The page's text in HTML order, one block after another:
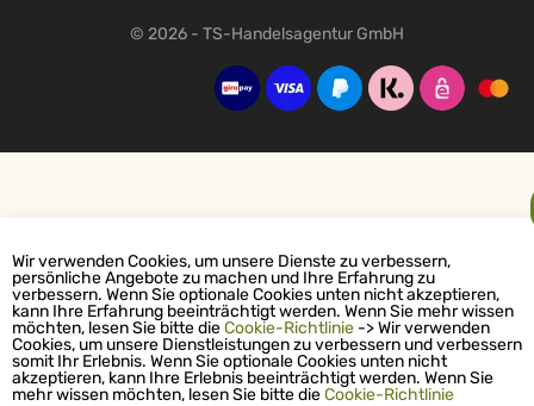
© 2026 - TS-Handelsagentur GmbH
Wir verwenden Cookies, um unsere Dienste zu verbessern,
persönliche Angebote zu machen und Ihre Erfahrung zu
verbessern. Wenn Sie optionale Cookies unten nicht akzeptieren,
kann Ihre Erfahrung beeinträchtigt werden. Wenn Sie mehr wissen
möchten, lesen Sie bitte dieCookie-Richtlinie -> Wir verwenden
Cookies, um unsere Dienstleistungen zu verbessern und verbessern
somit Ihr Erlebnis. Wenn Sie optionale Cookies unten nicht
akzeptieren, kann Ihre Erlebnis beeinträchtigt werden. Wenn Sie
mehr wissen möchten, lesen Sie bitte dieCookie-Richtlinie